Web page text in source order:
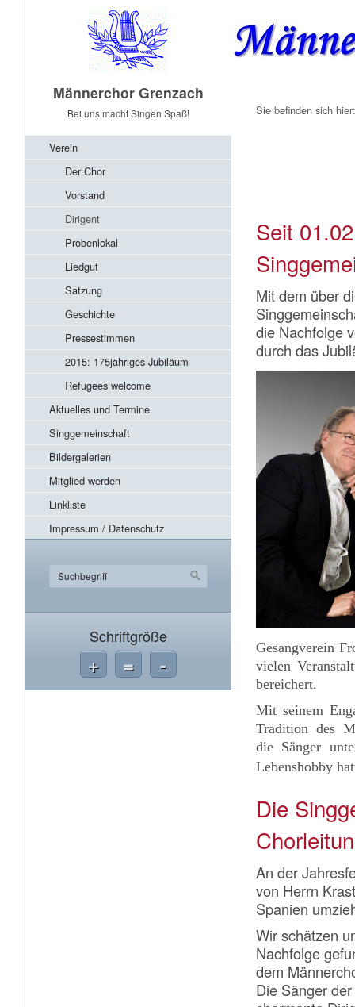
Männerchor Grenzach
Bei uns macht Singen Spaß!
Verein
Der Chor
Vorstand
Dirigent
Probenlokal
Liedgut
Satzung
Geschichte
Pressestimmen
2015: 175jähriges Jubiläum
Refugees welcome
Aktuelles und Termine
Singgemeinschaft
Bildergalerien
Mitglied werden
Linkliste
Impressum / Datenschutz
Schriftgröße
+ = -
Sie befinden sich
Seit
Mit dem über
die Nachfolge
durch das
Gesangverein
vielen
bereichert.
Mit seinem
Tradition des
die Sänger
Lebenshobby
Die
An der
von Herrn
Spanien
Wir schätzen
Nachfolge
dem
Die Sänger